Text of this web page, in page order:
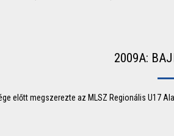
2009A:
előtt megszerezte az MLSZ Regionális U17